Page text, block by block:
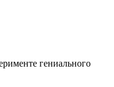
гениального